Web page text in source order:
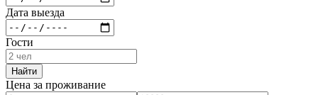
Дата выезда
Гости
Найти
Цена за проживание